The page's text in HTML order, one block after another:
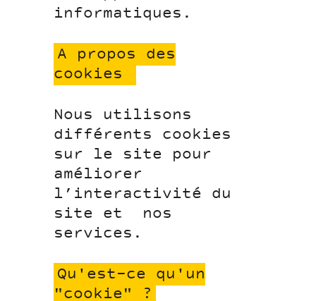
informatiques.
A propos des
cookies
Nous utilisons
différents cookies
sur le site pour
améliorer
l’interactivité du
site et nos
services.
Qu'est-ce qu'un
"cookie" ?